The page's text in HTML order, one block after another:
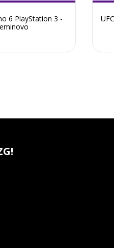
6 PlayStation 3 -